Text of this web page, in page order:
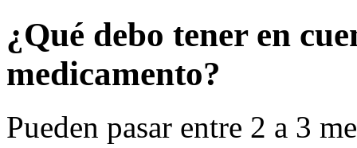
¿Qué debo tener en
medicamento?
Pueden pasar entre 2 a 3